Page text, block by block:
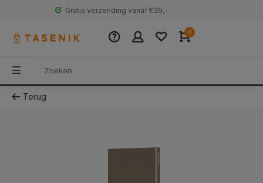
30 Dagen retourneren
0
Terug